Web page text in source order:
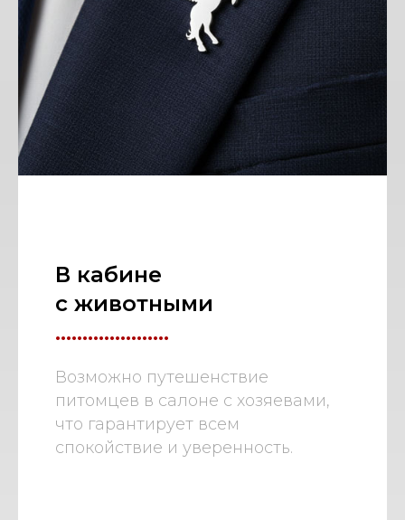
В кабине
с животными
.....................
Возможно путешенствие
питомцев в салоне с хозяевами,
что гарантирует всем
спокойствие и уверенность.